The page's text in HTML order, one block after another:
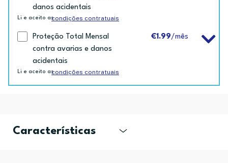
danos acidentais
Li e aceito ascondições contratuais
Proteção Total Mensal
contra avarias e danos
acidentais
€1.99/mês
Li e aceito ascondições contratuais
Características